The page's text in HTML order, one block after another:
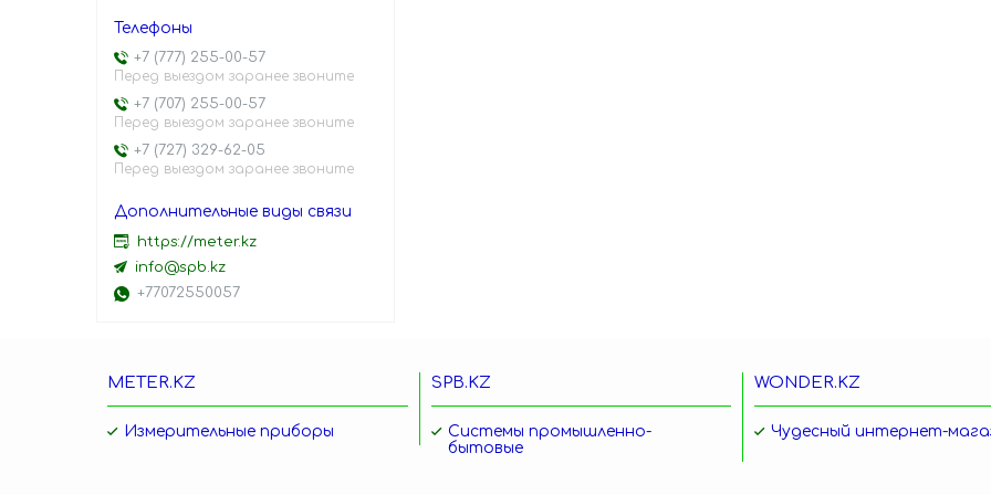
+7 (777) 255-00-57
Перед выездом заранее звоните
+7 (707) 255-00-57
Перед выездом заранее звоните
+7 (727) 329-62-05
Перед выездом заранее звоните
https://meter.kz
info@spb.kz
+77072550057
METER.KZ
Измерительные приборы
SPB.KZ
Системы промышленно-
бытовые
WONDER.KZ
Чудесный интернет-